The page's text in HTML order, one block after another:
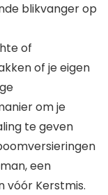
blikvanger op
of
of je eigen
om je
te geven
een
vóór Kerstmis.